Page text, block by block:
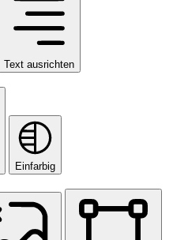
Text ausrichten
Einfarbig